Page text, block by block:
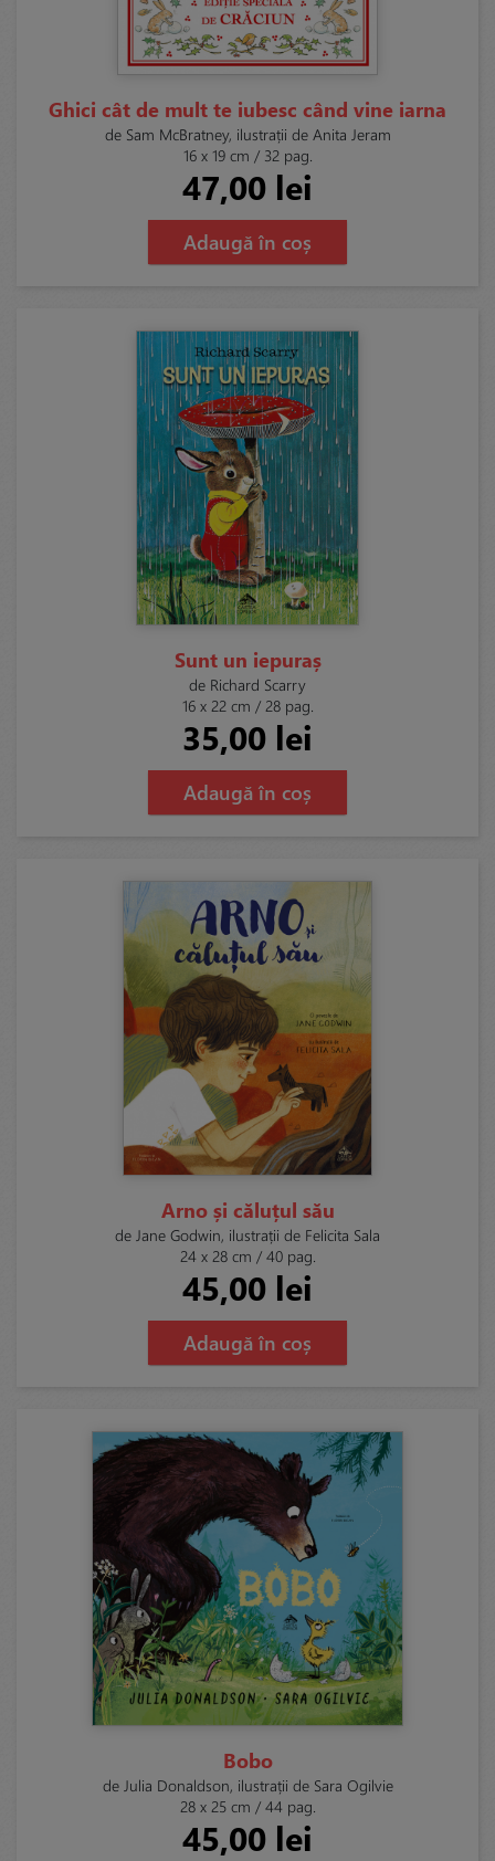
Ghici cât de mult te iubesc când vine iarna
de Sam McBratney, ilustrații de Anita Jeram
16 x 19 cm / 32 pag.
47,00 lei
Adaugă în coș
Sunt un iepuraș
de Richard Scarry
16 x 22 cm / 28 pag.
35,00 lei
Adaugă în coș
Arno și căluțul său
de Jane Godwin, ilustrații de Felicita Sala
24 x 28 cm / 40 pag.
45,00 lei
Adaugă în coș
Bobo
de Julia Donaldson, ilustrații de Sara Ogilvie
28 x 25 cm / 44 pag.
45,00 lei